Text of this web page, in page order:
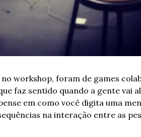
workshop, foram de games
faz sentido quando a gente vai
em como você digita uma
na interação entre as